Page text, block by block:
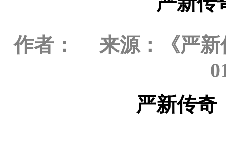
作者： 来源：《严新
严新传奇